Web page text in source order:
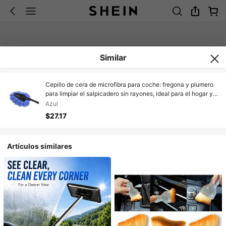
Similar
Cepillo de cera de microfibra para coche: fregona y plumero
para limpiar el salpicadero sin rayones, ideal para el hogar y
la oficina.
Azul
$27.17
Artículos similares